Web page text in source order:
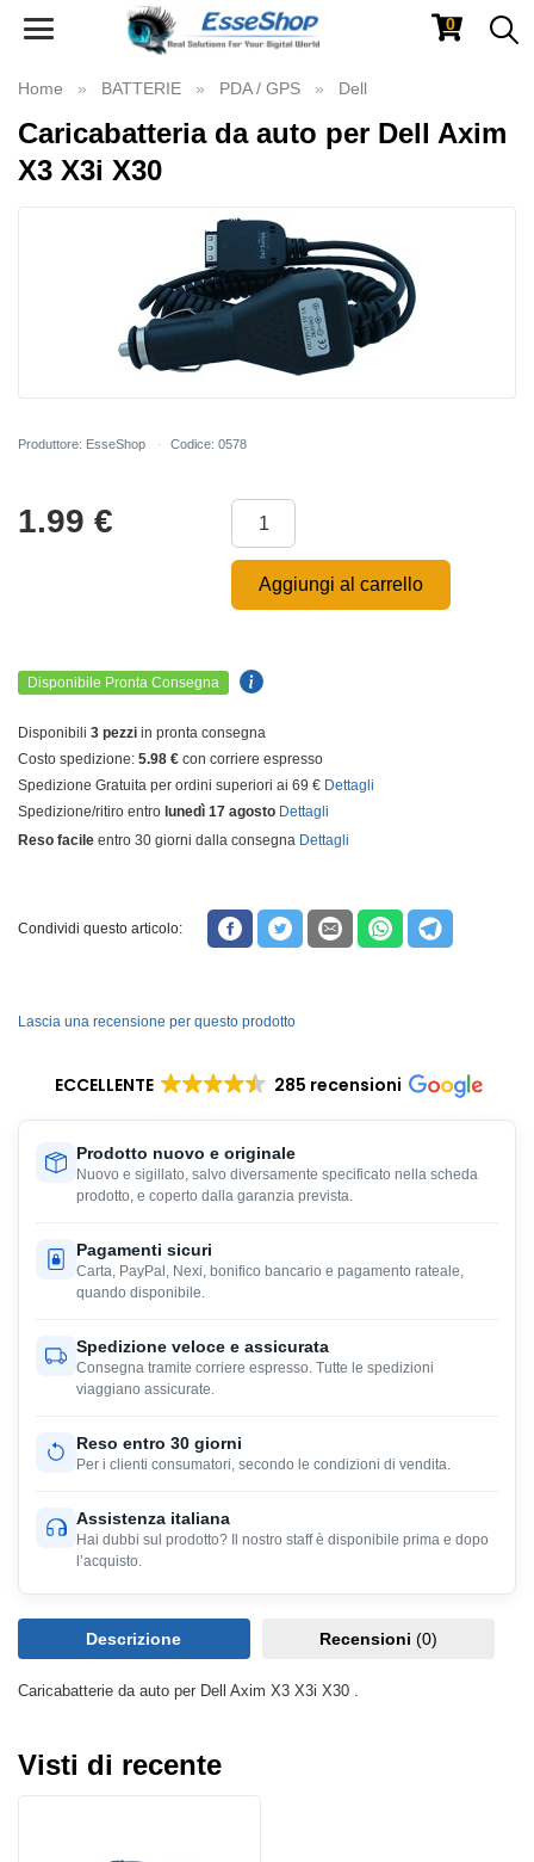
Toggle
0
Home BATTERIE PDA / GPS Dell
Caricabatteria da auto per Dell Axim
X3 X3i X30
Produttore: EsseShop Codice: 0578
1.99 €
Aggiungi al carrello
Disponibile Pronta Consegna
Disponibili 3 pezzi in pronta consegna
Costo spedizione: 5.98 € con corriere espresso
Spedizione Gratuita per ordini superiori ai 69 € Dettagli
Spedizione/ritiro entro lunedì 17 agosto Dettagli
Reso facile entro 30 giorni dalla consegna Dettagli
Condividi questo articolo:
Lascia una recensione per questo prodotto
ECCELLENTE 285 recensioni
Prodotto nuovo e originale
Nuovo e sigillato, salvo diversamente specificato nella scheda
prodotto, e coperto dalla garanzia prevista.
Pagamenti sicuri
Carta, PayPal, Nexi, bonifico bancario e pagamento rateale,
quando disponibile.
Spedizione veloce e assicurata
Consegna tramite corriere espresso. Tutte le spedizioni
viaggiano assicurate.
Reso entro 30 giorni
Per i clienti consumatori, secondo le condizioni di vendita.
Assistenza italiana
Hai dubbi sul prodotto? Il nostro staff è disponibile prima e dopo
l’acquisto.
Descrizione Recensioni (0)
Caricabatterie da auto per Dell Axim X3 X3i X30 .
Visti di recente